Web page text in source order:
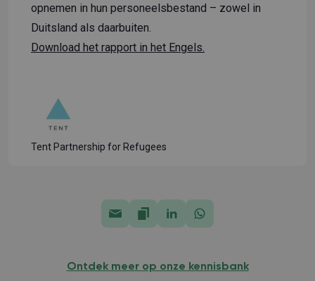
opnemen in hun personeelsbestand – zowel in
Duitsland als daarbuiten.
Download het rapport in het Engels.
Tent Partnership for Refugees
Ontdek meer op onze kennisbank